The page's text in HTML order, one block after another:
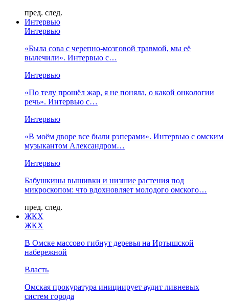
пред. след.
Интервью
Интервью
«Была сова с черепно-мозговой травмой, мы её
вылечили». Интервью с…
Интервью
«По телу прошёл жар, я не поняла, о какой онкологии
речь». Интервью с…
Интервью
«В моём дворе все были рэперами». Интервью с омским
музыкантом Александром…
Интервью
Бабушкины вышивки и низшие растения под
микроскопом: что вдохновляет молодого омского…
пред. след.
ЖКХ
ЖКХ
В Омске массово гибнут деревья на Иртышской
набережной
Власть
Омская прокуратура инициирует аудит ливневых
систем города